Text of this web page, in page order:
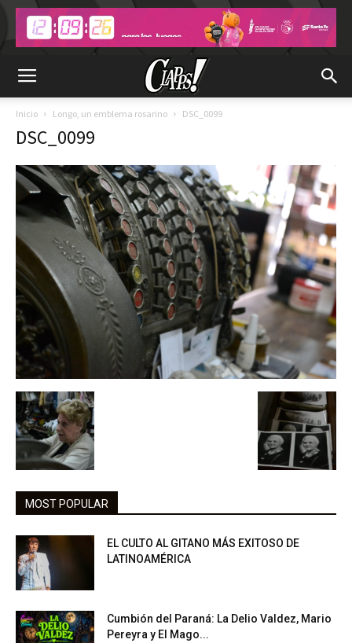
Inicio Longo, un emblema rosarino DSC_0099
DSC_0099
MOST POPULAR
EL CULTO AL GITANO MÁS EXITOSO DE
LATINOAMÉRICA
Cumbión del Paraná: La Delio Valdez, Mario
Pereyra y El Mago...